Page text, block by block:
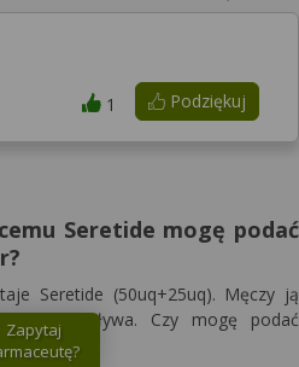
Zapytaj
Podziękuj
1
Seretide mogę podać
Seretide (50uq+25uq). Męczy ją
który spływa. Czy mogę podać
seretide ?